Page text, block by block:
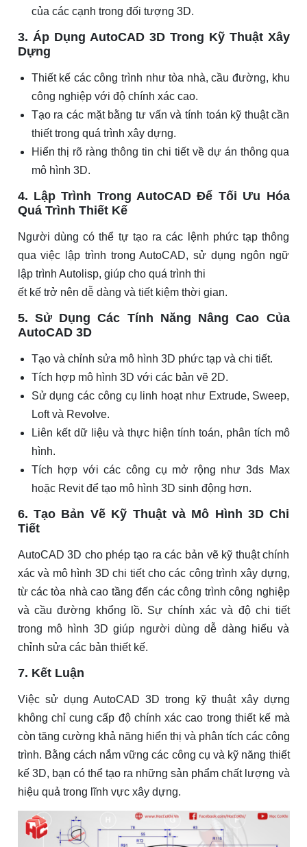
của các cạnh trong đối tượng 3D.
3. Áp Dụng AutoCAD 3D Trong Kỹ Thuật Xây
Dựng
Thiết kế các công trình như tòa nhà, cầu đường, khu
công nghiệp với độ chính xác cao.
Tạo ra các mặt bằng tư vấn và tính toán kỹ thuật cần
thiết trong quá trình xây dựng.
Hiển thị rõ ràng thông tin chi tiết về dự án thông qua
mô hình 3D.
4. Lập Trình Trong AutoCAD Để Tối Ưu Hóa
Quá Trình Thiết Kế
Người dùng có thể tự tạo ra các lệnh phức tạp thông
qua việc lập trình trong AutoCAD, sử dụng ngôn ngữ
lập trình Autolisp, giúp cho quá trình thi
ết kế trở nên dễ dàng và tiết kiệm thời gian.
5. Sử Dụng Các Tính Năng Nâng Cao Của
AutoCAD 3D
Tạo và chỉnh sửa mô hình 3D phức tạp và chi tiết.
Tích hợp mô hình 3D với các bản vẽ 2D.
Sử dụng các công cụ linh hoạt như Extrude, Sweep,
Loft và Revolve.
Liên kết dữ liệu và thực hiện tính toán, phân tích mô
hình.
Tích hợp với các công cụ mở rộng như 3ds Max
hoặc Revit để tạo mô hình 3D sinh động hơn.
6. Tạo Bản Vẽ Kỹ Thuật và Mô Hình 3D Chi
Tiết
AutoCAD 3D cho phép tạo ra các bản vẽ kỹ thuật chính
xác và mô hình 3D chi tiết cho các công trình xây dựng,
từ các tòa nhà cao tầng đến các công trình công nghiệp
và cầu đường khổng lồ. Sự chính xác và độ chi tiết
trong mô hình 3D giúp người dùng dễ dàng hiểu và
chỉnh sửa các bản thiết kế.
7. Kết Luận
Việc sử dụng AutoCAD 3D trong kỹ thuật xây dựng
không chỉ cung cấp độ chính xác cao trong thiết kế mà
còn tăng cường khả năng hiển thị và phân tích các công
trình. Bằng cách nắm vững các công cụ và kỹ năng thiết
kế 3D, bạn có thể tạo ra những sản phẩm chất lượng và
hiệu quả trong lĩnh vực xây dựng.